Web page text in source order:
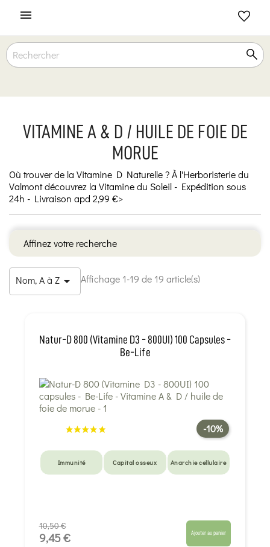

VITAMINE A & D / HUILE DE FOIE DE
MORUE
Où trouver de la Vitamine D Naturelle ? À l'Herboristerie du
Valmont découvrez la Vitamine du Soleil - Expédition sous
24h - Livraison apd 2,99 €>
Affinez votre recherche
Nom, A à Z  Affichage 1-19 de 19 article(s)
Natur-D 800 (Vitamine D3 - 800UI) 100 Capsules -
Be-Life
-10%
Immunité Capital osseux Anarchie cellulaire
10,50 €
9,45 € Ajouter au panier